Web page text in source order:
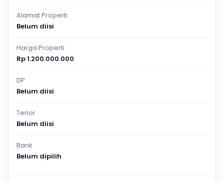
Alamat Properti
Belum diisi
Harga Properti
Rp 1.200.000.000
DP
Belum diisi
Tenor
Belum diisi
Bank
Belum dipilih